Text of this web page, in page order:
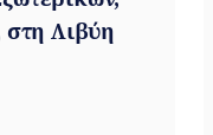
στη Λιβύη